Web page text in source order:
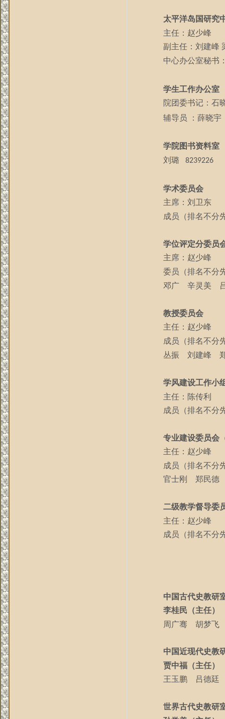
太平洋岛国研究
主任：赵少峰
副主任：刘建峰
中心办公室秘书
学生工作办公室
院团委书记：石
辅导员
：薛晓宇
学院图书资料室
刘璐
8239226
学术委员会
主席：刘卫东
成员（排名不
学位评定分委员
主席：赵少峰
委员（排名不分
邓广
辛灵美
教授委员会
主任：赵少峰
成员（排名不分
丛振 刘建峰
学风建设工作小
主任：陈传利
成员（排名不
专业建设委员会
主任：赵少峰
成员（排名不
官士刚
郑民
二级教学督导委
主任：赵少峰
成员（排名不
中国古代史教研
李桂民（主任）
周广骞 胡梦
中国近现代史教
贾中福（主任）
王玉鹏
吕德廷
世界古代史教研